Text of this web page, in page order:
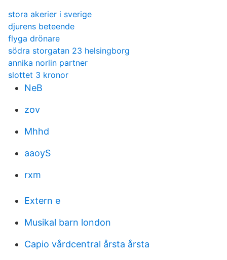
stora akerier i sverige
djurens beteende
flyga drönare
södra storgatan 23 helsingborg
annika norlin partner
slottet 3 kronor
NeB
zov
Mhhd
aaoyS
rxm
Extern e
Musikal barn london
Capio vårdcentral årsta årsta